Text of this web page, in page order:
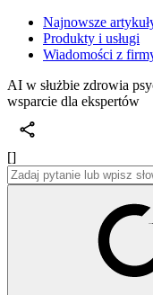
Najnowsze
Produkty i usługi
Wiadomości z
AI w służbie zdrowia
wsparcie dla ekspertów
[]